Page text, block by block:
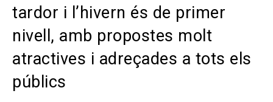
tardor i l’hivern és de primer
nivell, amb propostes molt
atractives i adreçades a tots els
públics